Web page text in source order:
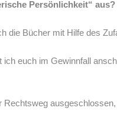
Persönlichkeit“ aus?
die Bücher mit Hilfe des
euch im Gewinnfall